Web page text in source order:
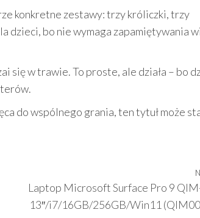
konkretne zestawy: trzy króliczki, trzy
dzieci, bo nie wymaga zapamiętywania
się w trawie. To proste, ale działa – bo
do wspólnego grania, ten tytuł może
Laptop Microsoft Surface Pro 9
13″/i7/16GB/256GB/Win11